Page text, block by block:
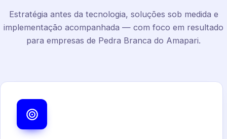
Estratégia antes da tecnologia, soluções sob medida e
implementação acompanhada — com foco em resultado
para empresas de Pedra Branca do Amapari.